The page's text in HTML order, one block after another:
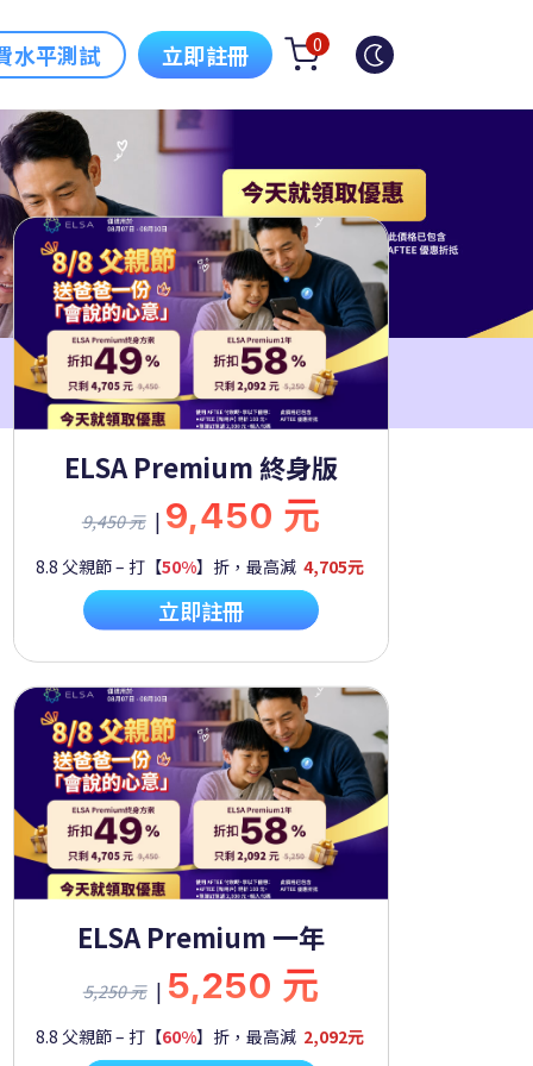
水平測試 立即註冊 0
ELSA Premium 終身版
9,450 元 | 9,450 元
8.8 父親節 – 打【50%】折，最高減 4,705元
立即註冊
ELSA Premium 一年
5,250 元 | 5,250 元
8.8 父親節 – 打【60%】折，最高減 2,092元